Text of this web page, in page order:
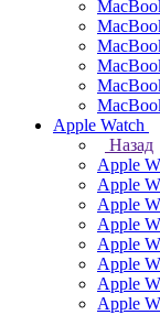
Apple Watch
Назад
Apple
Apple
Apple
Apple
Apple
Apple
Apple
Apple